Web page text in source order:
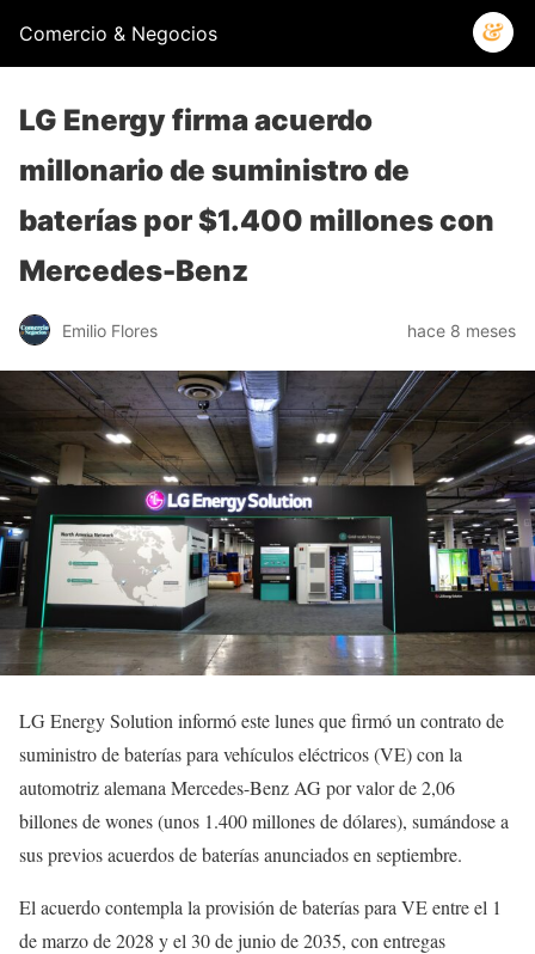
Comercio & Negocios
LG Energy firma acuerdo
millonario de suministro de
baterías por $1.400 millones con
Mercedes-Benz
Emilio Flores hace 8 meses
LG Energy Solution informó este lunes que firmó un contrato de
suministro de baterías para vehículos eléctricos (VE) con la
automotriz alemana Mercedes-Benz AG por valor de 2,06
billones de wones (unos 1.400 millones de dólares), sumándose a
sus previos acuerdos de baterías anunciados en septiembre.
El acuerdo contempla la provisión de baterías para VE entre el 1
de marzo de 2028 y el 30 de junio de 2035, con entregas